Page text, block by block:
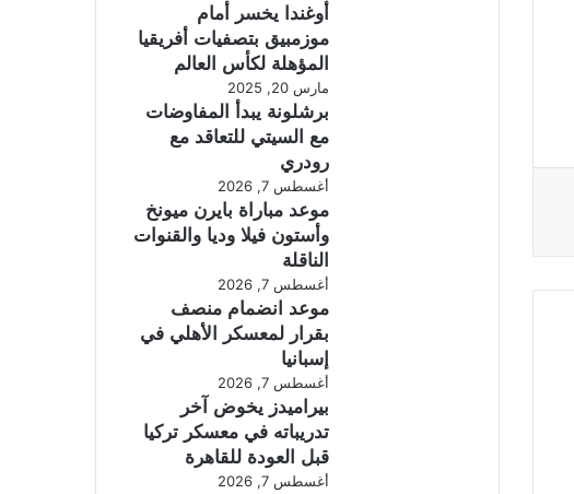
أوغندا يخسر أمام
موزمبيق بتصفيات أفريقيا
المؤهلة لكأس العالم
مارس 20, 2025
برشلونة يبدأ المفاوضات
مع السيتي للتعاقد مع
رودري
أغسطس 7, 2026
موعد مباراة بايرن ميونخ
وأستون فيلا وديا والقنوات
الناقلة
أغسطس 7, 2026
موعد انضمام منصف
بقرار لمعسكر الأهلي في
إسبانيا
أغسطس 7, 2026
بيراميدز يخوض آخر
تدريباته في معسكر تركيا
قبل العودة للقاهرة
أغسطس 7, 2026